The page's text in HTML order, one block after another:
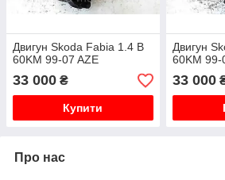
Двигун Skoda Fabia 1.4 B
60KM 99-07 AZE
33 000 ₴
Купити
Двигун
60KM 99-
33 000
Про нас